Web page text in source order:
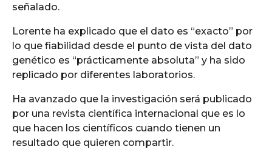
señalado.
Lorente ha explicado que el dato es “exacto” por
lo que fiabilidad desde el punto de vista del dato
genético es “prácticamente absoluta” y ha sido
replicado por diferentes laboratorios.
Ha avanzado que la investigación será publicado
por una revista científica internacional que es lo
que hacen los científicos cuando tienen un
resultado que quieren compartir.